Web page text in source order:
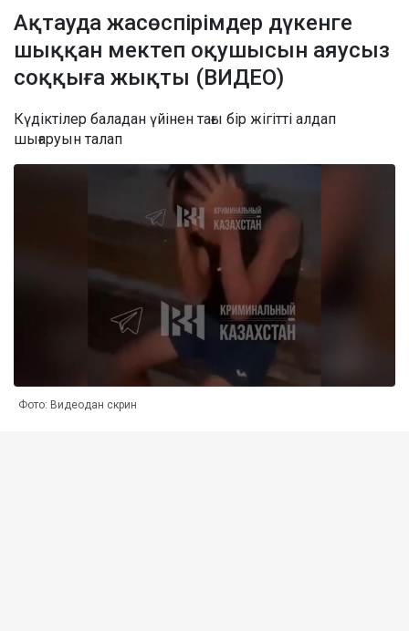
Ақтауда жасөспірімдер дүкенге
шыққан мектеп оқушысын аяусыз
соққыға жықты (ВИДЕО)
Күдіктілер баладан үйінен тағы бір жігітті алдап
шығаруын талап
Фото: Видеодан скрин